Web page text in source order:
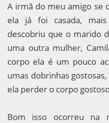
A irmã do meu amigo se
ela já foi casada,
descobriu que o marido
uma outra mulher,
corpo ela é um pouco
umas dobrinhas
ela perder o corpo
Bom isso ocorreu na